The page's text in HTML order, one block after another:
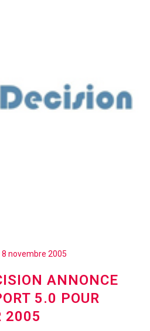
8 novembre 2005
ANNONCE
5.0 POUR
2005